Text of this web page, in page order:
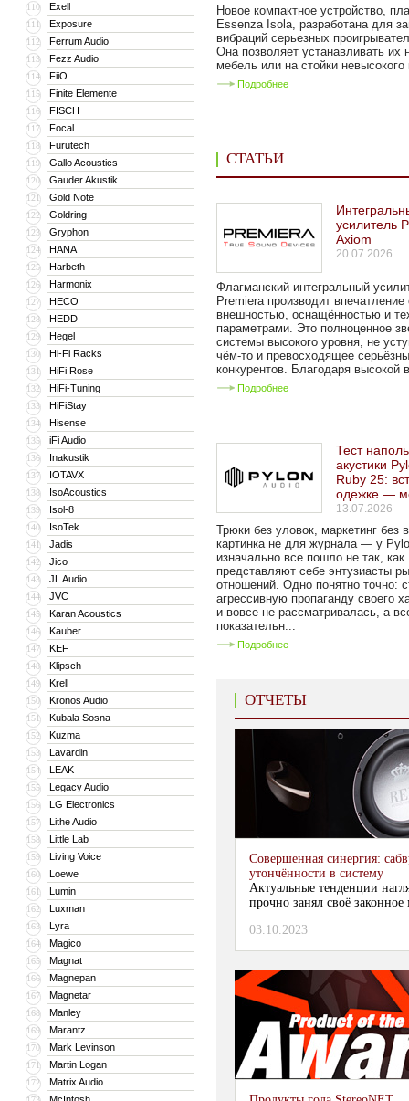
110 Exell
111 Exposure
112 Ferrum Audio
113 Fezz Audio
114 FiiO
115 Finite Elemente
116 FISCH
117 Focal
118 Furutech
119 Gallo Acoustics
120 Gauder Akustik
121 Gold Note
122 Goldring
123 Gryphon
124 HANA
125 Harbeth
126 Harmonix
127 HECO
128 HEDD
129 Hegel
130 Hi-Fi Racks
131 HiFi Rose
132 HiFi-Tuning
133 HiFiStay
134 Hisense
135 iFi Audio
136 Inakustik
137 IOTAVX
138 IsoAcoustics
139 Isol-8
140 IsoTek
141 Jadis
142 Jico
143 JL Audio
144 JVC
145 Karan Acoustics
146 Kauber
147 KEF
148 Klipsch
149 Krell
150 Kronos Audio
151 Kubala Sosna
152 Kuzma
153 Lavardin
154 LEAK
155 Legacy Audio
156 LG Electronics
157 Lithe Audio
158 Little Lab
159 Living Voice
160 Loewe
161 Lumin
162 Luxman
163 Lyra
164 Magico
165 Magnat
166 Magnepan
167 Magnetar
168 Manley
169 Marantz
170 Mark Levinson
171 Martin Logan
172 Matrix Audio
Новое компактное устройство,
Essenza Isola, разработана для
вибраций серьезных
Она позволяет устанавливать их
мебель или на стойки невысокого
Подробнее
СТАТЬИ
усилитель
Axiom
20.07.2026
Флагманский интегральный
Premiera производит впечатление
внешностью, оснащённостью и
параметрами. Это полноценное
системы высокого уровня, не
чём-то и превосходящее
конкурентов. Благодаря высокой
Подробнее
Тест
акустики
Ruby 25:
одежке —
13.07.2026
Трюки без уловок, маркетинг без
картинка не для журнала — у
изначально все пошло не так, как
представляют себе энтузиасты
отношений. Одно понятно точно:
агрессивную пропаганду своего
и вовсе не рассматривалась, а
показательн...
Подробнее
ОТЧЕТЫ
Совершенная синергия:
утончённости в систему
Актуальные тенденции
прочно занял своё законное
03.10.2023